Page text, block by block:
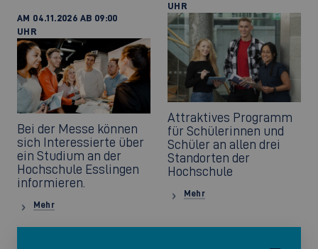
AM 04.11.2026 AB 09:00
UHR
Bei der Messe können
sich Interessierte über
ein Studium an der
Hochschule Esslingen
informieren.
Mehr
UHR
Attraktives Programm
für Schülerinnen und
Schüler an allen drei
Standorten der
Hochschule
Mehr